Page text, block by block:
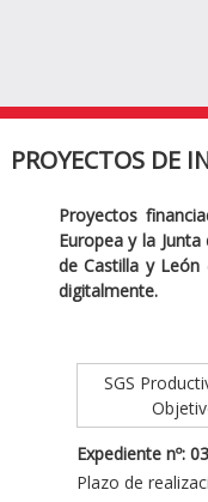
PROYECTOS DE
Proyectos
Europea y la
de Castilla y
digitalmente.
SGS
Expediente nº:
Plazo de